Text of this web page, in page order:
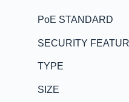
PoE STANDARD
SECURITY
TYPE
SIZE